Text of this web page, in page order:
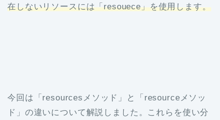
在しないリソースには「resouece」を使用します。
今回は「resourcesメソッド」と「resourceメソッ
ド」の違いについて解説しました。これらを使い分